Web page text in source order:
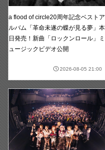
a flood of circle20周年記念ベストア
ルバム「革命未遂の蝶が見る夢」本
日発売！新曲「ロックンロール」ミ
ュージックビデオ公開
2026-08-05 21:00